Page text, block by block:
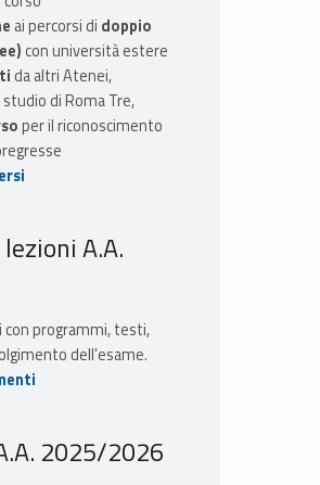
ai percorsi di doppio
con università estere
da altri Atenei,
studio di Roma Tre,
per il riconoscimento
A.A.
programmi, testi,
dell'esame.
2025/2026